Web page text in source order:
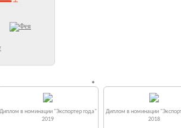
Диплом в номинации "Экспортер года"
2019
Диплом в номинации
2018